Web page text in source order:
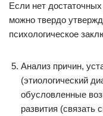
Если нет
можно твердо
психологическое
Анализ причин,
(этиологический
обусловленные
развития (связать